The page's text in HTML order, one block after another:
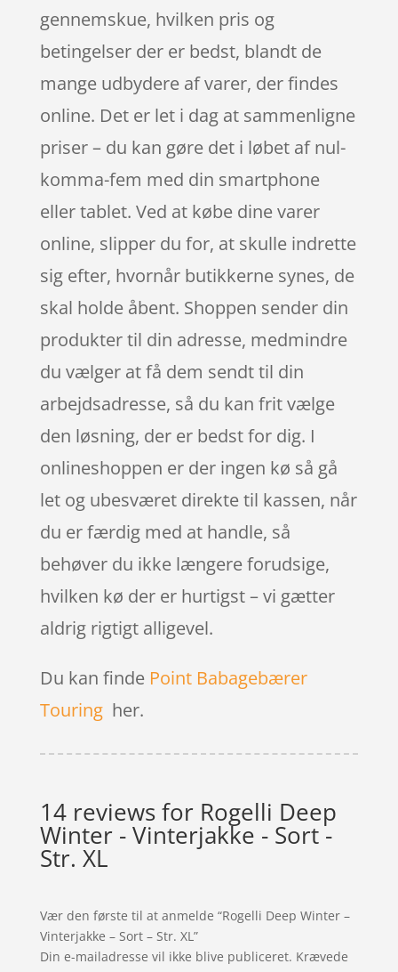
gennemskue, hvilken pris og
betingelser der er bedst, blandt de
mange udbydere af varer, der findes
online. Det er let i dag at sammenligne
priser – du kan gøre det i løbet af nul-
komma-fem med din smartphone
eller tablet. Ved at købe dine varer
online, slipper du for, at skulle indrette
sig efter, hvornår butikkerne synes, de
skal holde åbent. Shoppen sender din
produkter til din adresse, medmindre
du vælger at få dem sendt til din
arbejdsadresse, så du kan frit vælge
den løsning, der er bedst for dig. I
onlineshoppen er der ingen kø så gå
let og ubesværet direkte til kassen, når
du er færdig med at handle, så
behøver du ikke længere forudsige,
hvilken kø der er hurtigst – vi gætter
aldrig rigtigt alligevel.
Du kan finde Point Babagebærer
Touringher.
14 reviews for Rogelli Deep
Winter - Vinterjakke - Sort -
Str. XL
Vær den første til at anmelde “Rogelli Deep Winter –
Vinterjakke – Sort – Str. XL”
Din e-mailadresse vil ikke blive publiceret. Krævede